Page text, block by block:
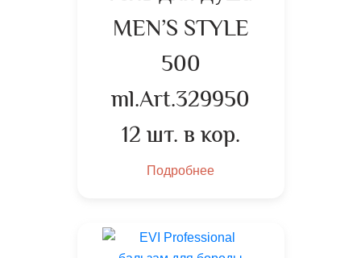
MEN’S STYLE
500
ml.Art.329950
12 шт. в кор.
Подробнее